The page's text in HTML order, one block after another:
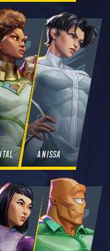
ANISSA